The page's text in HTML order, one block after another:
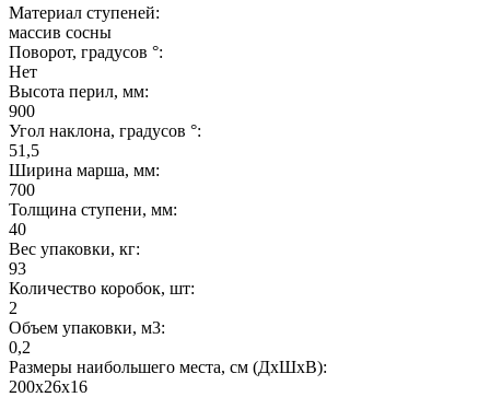
Материал ступеней:
массив сосны
Поворот, градусов °:
Нет
Высота перил, мм:
900
Угол наклона, градусов °:
51,5
Ширина марша, мм:
700
Толщина ступени, мм:
40
Вес упаковки, кг:
93
Количество коробок, шт:
2
Объем упаковки, м3:
0,2
Размеры наибольшего места, см (ДхШхВ):
200х26х16